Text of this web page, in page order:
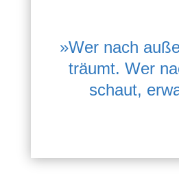
»Wer nach
träumt. Wer
schaut,